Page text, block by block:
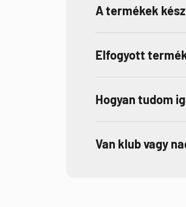
A termékek
Elfogyott
Hogyan tudom
Van klub vagy